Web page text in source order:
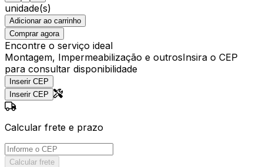
unidade(s)
Adicionar ao carrinho
Comprar agora
Encontre o serviço ideal
Montagem, Impermeabilização e outrosInsira o CEP
para consultar disponibilidade
Inserir CEP
Inserir CEP
Calcular frete e prazo
Calcular frete